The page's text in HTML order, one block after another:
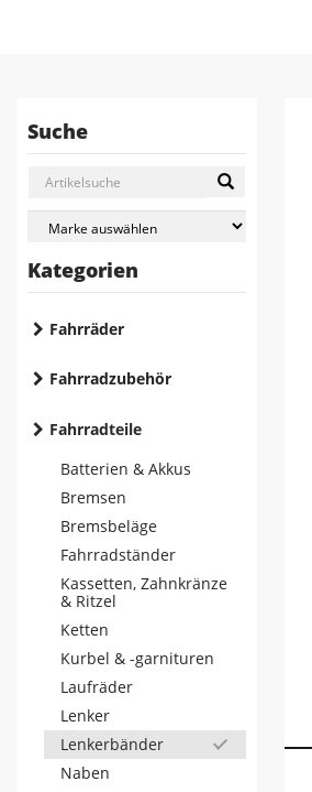
Suche
Kategorien
Fahrräder
Fahrradzubehör
Fahrradteile
Batterien & Akkus
Bremsen
Bremsbeläge
Fahrradständer
Kassetten, Zahnkränze
& Ritzel
Ketten
Kurbel & -garnituren
Laufräder
Lenker
Lenkerbänder
Naben